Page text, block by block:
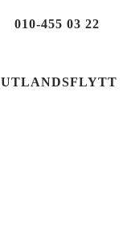
010-455 03 22
UTLANDSFLYTT